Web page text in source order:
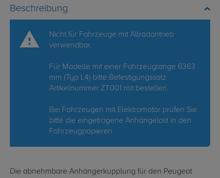
Beschreibung
Nicht für Fahrzeuge mit Allradantrieb
verwendbar.
Für Modelle mit einer Fahrzeuglänge 6363
mm (Typ L4) bitte Befestigungssatz
Artikelnummer ZT001 mit bestellen.
Bei Fahrzeugen mit Elektromotor prüfen Sie
bitte die eingetragene Anhängelast in den
Fahrzeugpapieren.
Die abnehmbare Anhängerkupplung für den Peugeot